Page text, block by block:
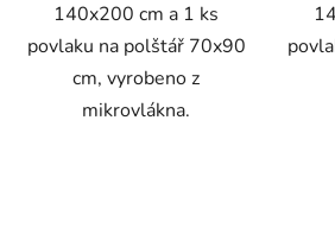
140x200 cm a 1 ks
povlaku na polštář 70x90
cm, vyrobeno z
mikrovlákna.